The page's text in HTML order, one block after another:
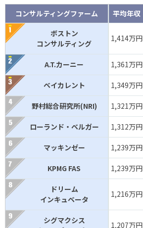
コンサルティングファーム 平均年収
ボストン
コンサルティング
1,414万円
A.T.カーニー 1,361万円
ベイカレント 1,349万円
野村総合研究所(NRI) 1,321万円
ローランド・ベルガー 1,312万円
マッキンゼー 1,239万円
KPMG FAS 1,239万円
ドリーム
インキュベータ
1,216万円
シグマクシス
1,207万円